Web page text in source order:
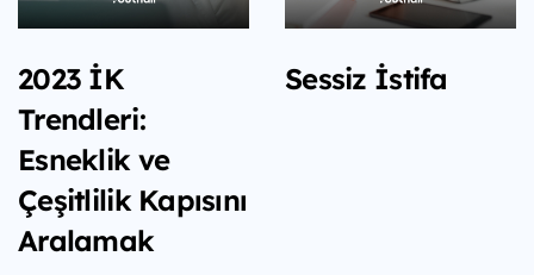
2023 İK
Trendleri:
Esneklik ve
Çeşitlilik Kapısını
Aralamak
Sessiz İstifa